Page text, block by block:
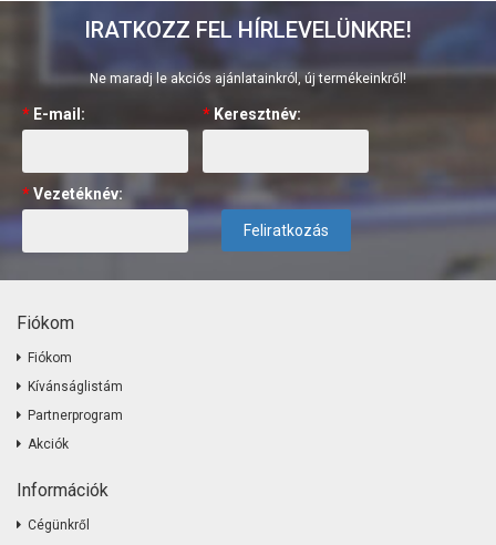
IRATKOZZ FEL HÍRLEVELÜNKRE!
Ne maradj le akciós ajánlatainkról, új termékeinkről!
* E-mail: * Keresztnév:
*Vezetéknév:
Feliratkozás
Fiókom
Fiókom
Kívánságlistám
Partnerprogram
Akciók
Információk
Cégünkről